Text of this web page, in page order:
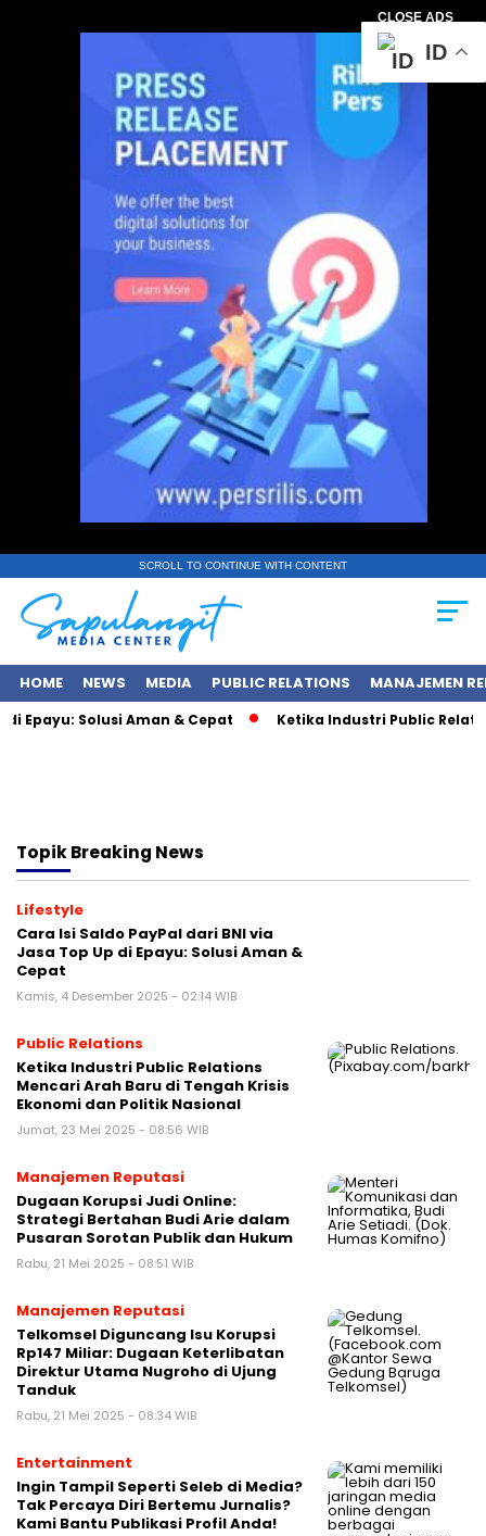
CLOSE ADS
SCROLL TO CONTINUE WITH CONTENT
HOME NEWS MEDIA PUBLIC RELATIONS MANAJEMEN
Solusi Aman & Cepat Ketika Industri Public Relations
TopikBreaking News
Lifestyle
Cara Isi Saldo PayPal dari BNI via
Jasa Top Up di Epayu: Solusi Aman &
Cepat
Kamis, 4 Desember 2025 - 02:14 WIB
Public Relations
Ketika Industri Public Relations
Mencari Arah Baru di Tengah Krisis
Ekonomi dan Politik Nasional
Jumat, 23 Mei 2025 - 08:56 WIB
Manajemen Reputasi
Dugaan Korupsi Judi Online:
Strategi Bertahan Budi Arie dalam
Pusaran Sorotan Publik dan Hukum
Rabu, 21 Mei 2025 - 08:51 WIB
Manajemen Reputasi
Telkomsel Diguncang Isu Korupsi
Rp147 Miliar: Dugaan Keterlibatan
Direktur Utama Nugroho di Ujung
Tanduk
Rabu, 21 Mei 2025 - 08:34 WIB
Entertainment
Ingin Tampil Seperti Seleb di Media?
Tak Percaya Diri Bertemu Jurnalis?
Kami Bantu Publikasi Profil Anda!
ID